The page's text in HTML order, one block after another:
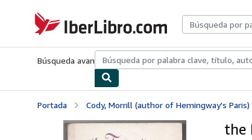
IberLibro.com
Búsqueda avanzadaColecciones Libros antiguosArte y
Portada Cody, Morrill (author of Hemingway's Paris)
the